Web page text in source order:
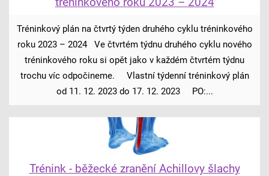
Tréninkový plán na čtvrtý týden druhého cyklu tréninkového
roku 2023 – 2024 Ve čtvrtém týdnu druhého cyklu nového
tréninkového roku si opět jako v každém čtvrtém týdnu
trochu víc odpočineme. Vlastní týdenní tréninkový plán
od 11. 12. 2023 do 17. 12. 2023 PO:...
Trénink - běžecké zranění Achillovy šlachy